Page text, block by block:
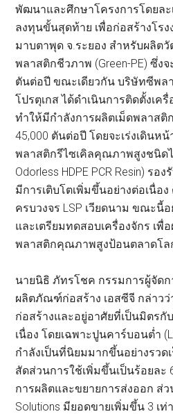
พัฒนาและศึกษาโครงการโดยล
ลงทุนขั้นสุดท้าย เพื่อก่อสร้างโร
มาบตาพุด จ.ระยอง สำหรับผลิต
พลาสติกชีวภาพ (Green-PE) ซึ่ง
ตันต่อปี ขณะเดียวกัน บริษัทซีพลา
โปรตุเกส ได้ดำเนินการติดตั้งเค
ทำให้มีกำลังการผลิตเม็ดพลาส
45,000 ตันต่อปี โดยจะเร่งเดินห
พลาสติกรีไซเคิลคุณภาพสูงชนิดไ
Odorless HDPE PCR Resin) ร
มีการเติบโตเพิ่มขึ้นอย่างต่อเนื่อ
ครบวงจร LSP เวียดนาม ขณะนี้
และเตรียมทดสอบเครื่องจักร เพื่
พลาสติกคุณภาพสูงป้อนตลาดโล
นายนิธิ ภัทรโชค กรรมการผู้จัด
ผลิตภัณฑ์ก่อสร้าง เอสซีจี กล่าว
ก่อสร้างและอยู่อาศัยที่เป็นมิตรกั
เนื่อง โดยเฉพาะปูนคาร์บอนต่ำ
กำลังเป็นที่นิยมมากขึ้นอย่างรวด
สัดส่วนการใช้เพิ่มขึ้นเป็นร้อยละ
การผลิตและขยายการส่งออก ส่ว
Solutions มียอดขายเพิ่มขึ้น 3 เท่